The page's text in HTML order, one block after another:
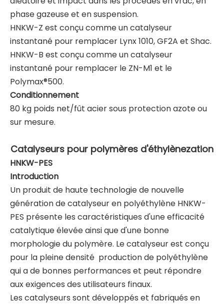
phase gazeuse et en suspension.
HNKW-Z est conçu comme un catalyseur
instantané pour remplacer Lynx 1010, GF2A et Shac.
HNKW-B est conçu comme un catalyseur
instantané pour remplacer le ZN-M1 et le
Polymax®500.
Conditionnement
80 kg poids net/fût acier sous protection azote ou
sur mesure.
Catalyseurs pour polymères d'éthylènezation
HNKW-PES
Introduction
Un produit de haute technologie de nouvelle
génération de catalyseur en polyéthylène HNKW-
PES présente les caractéristiques d'une efficacité
catalytique élevée ainsi que d'une bonne
morphologie du polymère. Le catalyseur est conçu
pour la pleine densité production de polyéthylène
qui a de bonnes performances et peut répondre
aux exigences des utilisateurs finaux.
Les catalyseurs sont développés et fabriqués en